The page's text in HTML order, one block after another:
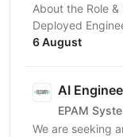
About the Role &
Deployed
for real-world
6 August
AI
EPAM
We are seeking